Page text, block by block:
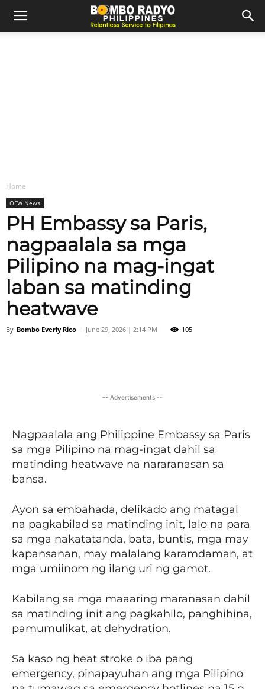
Home
OFW News
PH Embassy sa Paris,
nagpaalala sa mga
Pilipino na mag-ingat
laban sa matinding
heatwave
By Bombo Everly Rico - June 29, 2026 | 2:14 PM 105
-- Advertisements --
Nagpaalala ang Philippine Embassy sa Paris
sa mga Pilipino na mag-ingat dahil sa
matinding heatwave na nararanasan sa
bansa.
Ayon sa embahada, delikado ang matagal
na pagkabilad sa matinding init, lalo na para
sa mga nakatatanda, bata, buntis, mga may
kapansanan, may malalang karamdaman, at
mga umiinom ng ilang uri ng gamot.
Kabilang sa mga maaaring maranasan dahil
sa matinding init ang pagkahilo, panghihina,
pamumulikat, at dehydration.
Sa kaso ng heat stroke o iba pang
emergency, pinapayuhan ang mga Pilipino